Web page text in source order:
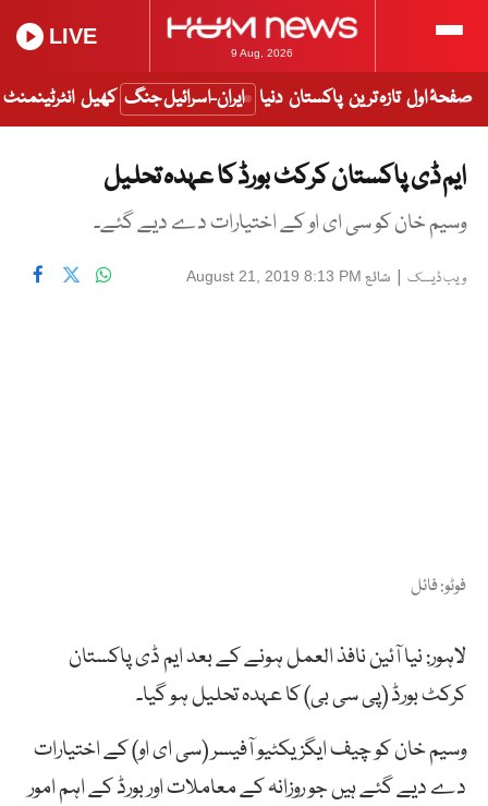
9 Aug, 2026
LIVE
صفحۂ اول تازہ ترین پاکستان دنیا ایران-اسرائیل جنگ کھیل انٹرٹینمنٹ
ایم ڈی پاکستان کرکٹ بورڈ کا عہدہ تحلیل
وسیم خان کو سی ای او کے اختیارات دے دیے گئے۔
ویب ڈیسک | شائع August 21, 2019 8:13 PM
فوٹو: فائل
لاہور: نیا آئین نافذ العمل ہونے کے بعد ایم ڈی پاکستان
کرکٹ بورڈ (پی سی بی) کا عہدہ تحلیل ہو گیا۔
وسیم خان کو چیف ایگزیکٹیو آفیسر (سی ای او) کے اختیارات
دے دیے گئے ہیں جو روزانہ کے معاملات اور بورڈ کے اہم امور